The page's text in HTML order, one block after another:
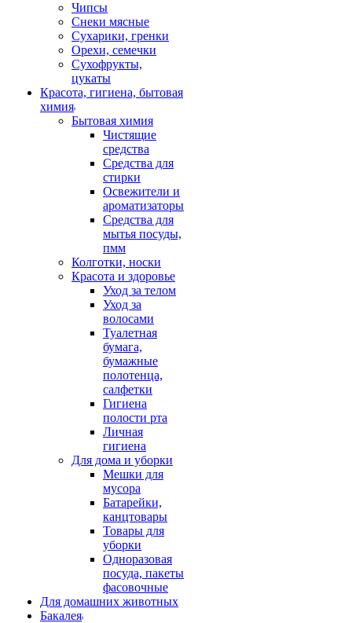
Чипсы
Снеки мясные
Сухарики, гренки
Орехи, семечки
Сухофрукты,
цукаты
Красота, гигиена, бытовая
химия
Бытовая химия
Чистящие
средства
Средства для
стирки
Освежители и
ароматизаторы
Средства для
мытья посуды,
пмм
Колготки, носки
Красота и здоровье
Уход за телом
Уход за
волосами
Туалетная
бумага,
бумажные
полотенца,
салфетки
Гигиена
полости рта
Личная
гигиена
Для дома и уборки
Мешки для
мусора
Батарейки,
канцтовары
Товары для
уборки
Одноразовая
посуда, пакеты
фасовочные
Для домашних животных
Бакалея